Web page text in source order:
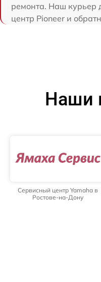
ремонта. Наш курьер
центр Pioneer и
Наши
Сервисный центр Yamaha в
Ростове-на-Дону